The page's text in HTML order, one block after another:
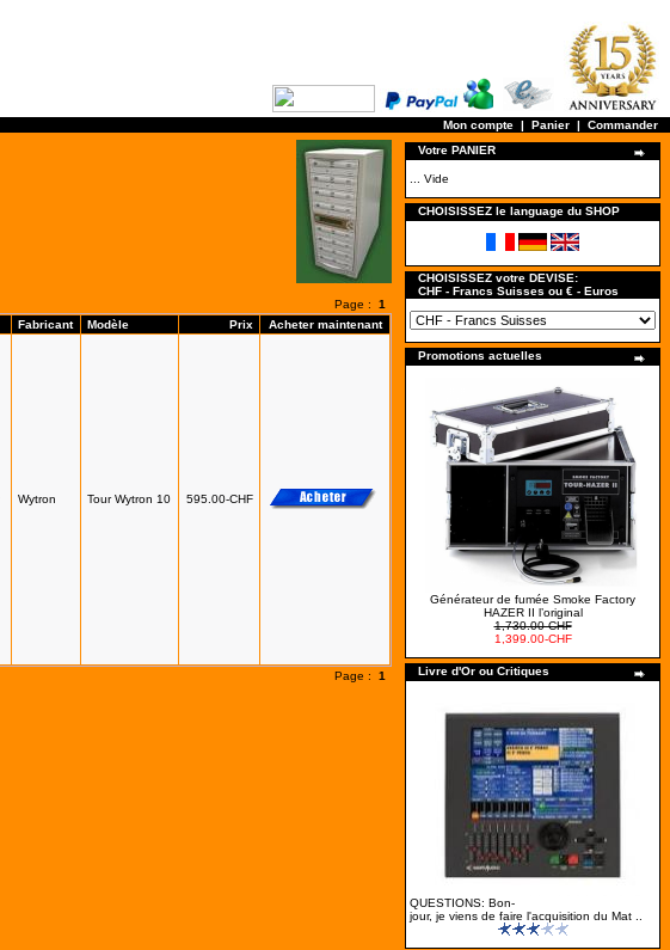
Mon compte | Panier | Commander
Page : 1
Fabricant Modèle Prix Acheter maintenant
Wytron Tour Wytron 10 595.00-CHF
Page : 1
Votre PANIER
... Vide
CHOISISSEZ le language du SHOP
CHOISISSEZ votre DEVISE:
CHF - Francs Suisses ou € - Euros
Promotions actuelles
Générateur de fumée Smoke Factory
HAZER II l’original
1,730.00-CHF
1,399.00-CHF
Livre d'Or ou Critiques
QUESTIONS: Bon-
jour, je viens de faire l'acquisition du Mat ..